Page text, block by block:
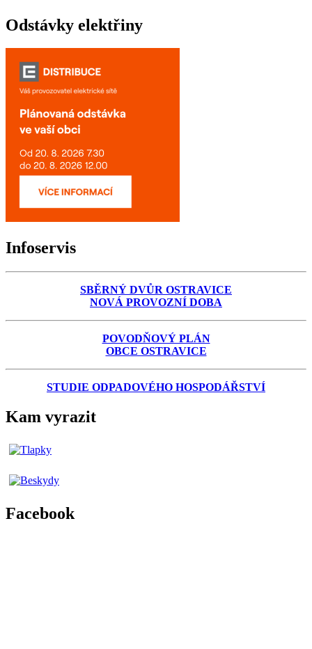
Odstávky elektřiny
Infoservis
SBĚRNÝ DVŮR OSTRAVICE
NOVÁ PROVOZNÍ DOBA
POVODŇOVÝ PLÁN
OBCE OSTRAVICE
STUDIE ODPADOVÉHO HOSPODÁŘSTVÍ
Kam vyrazit
Facebook